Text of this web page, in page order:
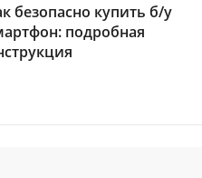
безопасно купить б/у
подробная